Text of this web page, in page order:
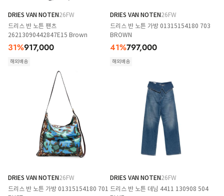
DRIES VAN NOTEN26FW
드리스 반 노튼 팬츠
26213090442847E15 Brown
31%917,000
해외배송
DRIES VAN NOTEN26FW
드리스 반 노튼 가방 01315154180 703
BROWN
41%797,000
해외배송
DRIES VAN NOTEN26FW
드리스 반 노튼 가방 01315154180 701
DRIES VAN NOTEN26FW
드리스 반 노튼 데님 4411 130908 504